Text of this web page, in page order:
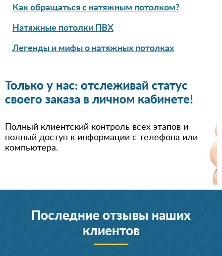
Как обращаться с натяжным потолком?
Натяжные потолки ПВХ
Легенды и мифы о натяжных потолках
Только у нас: отслеживай статус
своего заказа в личном кабинете!
Полный клиентский контроль всех этапов и
полный доступ к информации с телефона или
компьютера.
Последние отзывы наших
клиентов